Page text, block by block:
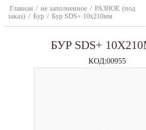
Главная / не заполненное / РАЗНОЕ (под
заказ) / Бур / Бур SDS+ 10х210мм
БУР SDS+
КОД:00955